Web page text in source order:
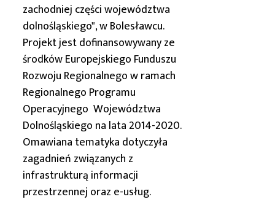
zachodniej części województwa
dolnośląskiego", w Bolesławcu.
Projekt jest dofinansowywany ze
środków Europejskiego Funduszu
Rozwoju Regionalnego w ramach
Regionalnego Programu
Operacyjnego Województwa
Dolnośląskiego na lata 2014-2020.
Omawiana tematyka dotyczyła
zagadnień związanych z
infrastrukturą informacji
przestrzennej oraz e-usług.